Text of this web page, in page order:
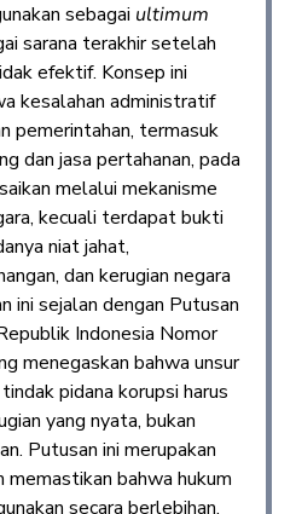
sebagai ultimum
sarana terakhir setelah
efektif. Konsep ini
kesalahan administratif
pemerintahan, termasuk
dan jasa pertahanan, pada
melalui mekanisme
kecuali terdapat bukti
niat jahat,
dan kerugian negara
ini sejalan dengan Putusan
Indonesia Nomor
menegaskan bahwa unsur
pidana korupsi harus
yang nyata, bukan
Putusan ini merupakan
bahwa hukum
secara berlebihan,